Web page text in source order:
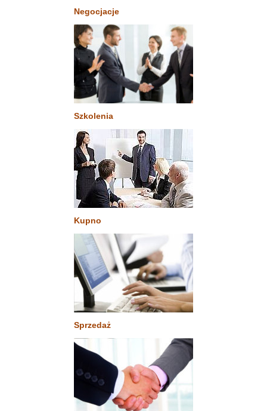
Negocjacje
Szkolenia
Kupno
Sprzedaż